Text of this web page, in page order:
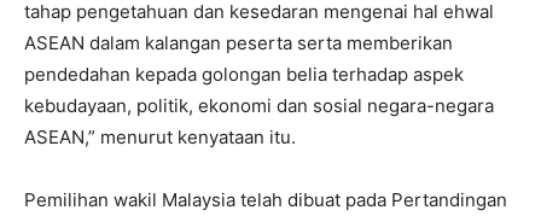
tahap pengetahuan dan kesedaran mengenai hal ehwal
ASEAN dalam kalangan peserta serta memberikan
pendedahan kepada golongan belia terhadap aspek
kebudayaan, politik, ekonomi dan sosial negara-negara
ASEAN,” menurut kenyataan itu.
Pemilihan wakil Malaysia telah dibuat pada Pertandingan